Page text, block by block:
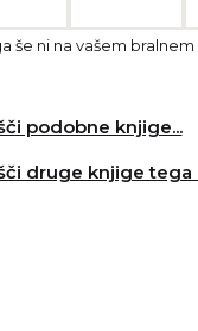
še ni na vašem bralnem
podobne knjige...
druge knjige tega